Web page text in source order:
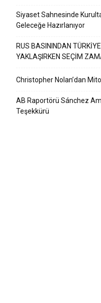
Siyaset Sahnesinde
Geleceğe Hazırlanıyor
RUS BASININDAN
YAKLAŞIRKEN SEÇİM
Christopher Nolan’dan
AB Raportörü Sánchez
Teşekkürü